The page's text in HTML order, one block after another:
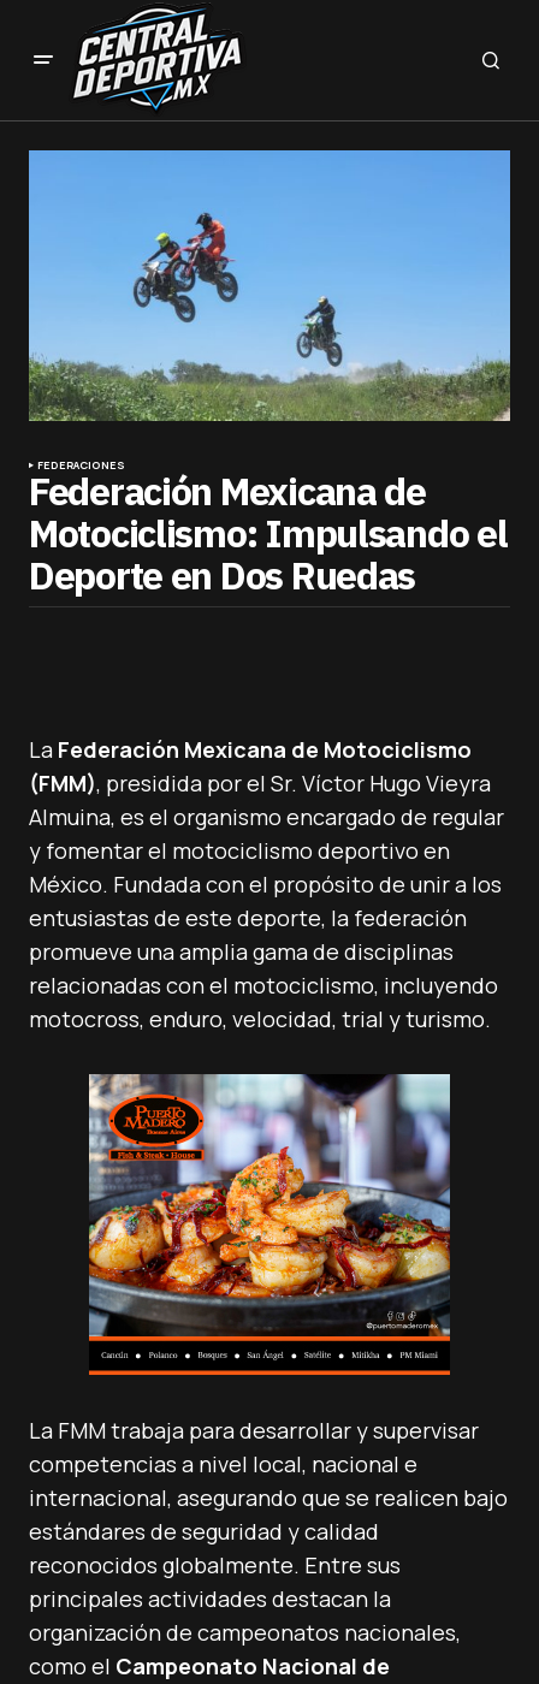
FEDERACIONES
Federación Mexicana de
Motociclismo: Impulsando el
Deporte en Dos Ruedas
La Federación Mexicana de Motociclismo
(FMM), presidida por el Sr. Víctor Hugo Vieyra
Almuina, es el organismo encargado de regular
y fomentar el motociclismo deportivo en
México. Fundada con el propósito de unir a los
entusiastas de este deporte, la federación
promueve una amplia gama de disciplinas
relacionadas con el motociclismo, incluyendo
motocross, enduro, velocidad, trial y turismo.
La FMM trabaja para desarrollar y supervisar
competencias a nivel local, nacional e
internacional, asegurando que se realicen bajo
estándares de seguridad y calidad
reconocidos globalmente. Entre sus
principales actividades destacan la
organización de campeonatos nacionales,
como el Campeonato Nacional de